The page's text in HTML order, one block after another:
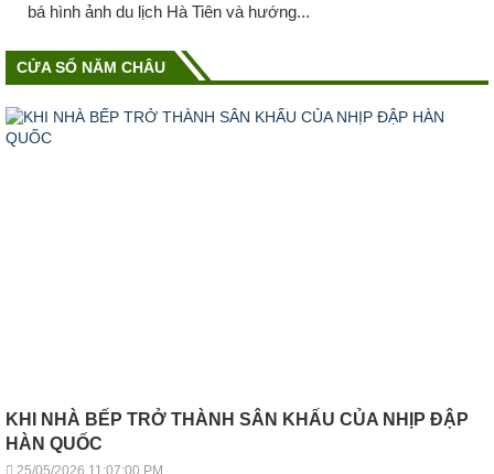
bá hình ảnh du lịch Hà Tiên và hướng...
CỬA SỔ NĂM CHÂU
KHI NHÀ BẾP TRỞ THÀNH SÂN KHẤU CỦA NHỊP ĐẬP
HÀN QUỐC
25/05/2026 11:07:00 PM